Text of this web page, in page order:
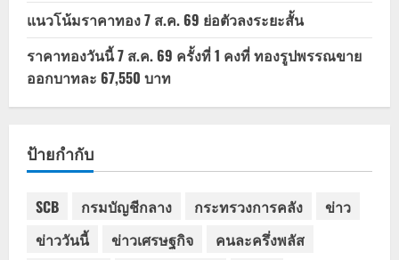
แนวโน้มราคาทอง 7 ส.ค. 69 ย่อตัวลงระยะสั้น
ราคาทองวันนี้ 7 ส.ค. 69 ครั้งที่ 1 คงที่ ทองรูปพรรณขาย
ออกบาทละ 67,550 บาท
ป้ายกำกับ
SCB กรมบัญชีกลาง กระทรวงการคลัง
ข่าว
ข่าววันนี้
ข่าวเศรษฐกิจ
คนละครึ่งพลัส